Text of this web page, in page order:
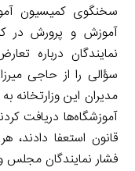
سخنگوی کمیسیون
آموزش و پرورش در
نمایندگان درباره
مدیران این
قانون استعفا
فشار نمایندگان مجلس